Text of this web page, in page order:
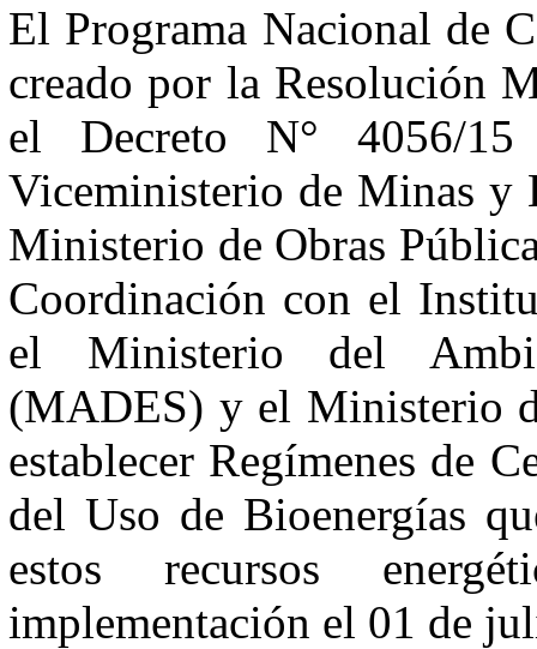
El Programa Nacional de
creado por la Resolución
el Decreto N° 4056/
Viceministerio de Minas y
Ministerio de Obras
Coordinación con el
el Ministerio del
(MADES) y el Ministerio
establecer Regímenes de
del Uso de Bioenergías
estos recursos
implementación el 01 de